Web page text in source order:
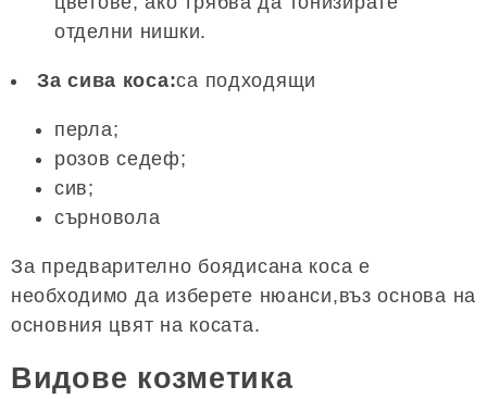
отделни нишки.
За сива коса:са подходящи
перла;
розов седеф;
сив;
сърновола
За предварително боядисана коса е
необходимо да изберете нюанси,въз основа на
основния цвят на косата.
Видове козметика